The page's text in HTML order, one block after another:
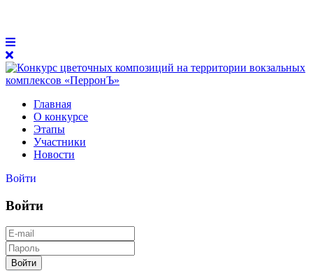
Главная
О конкурсе
Этапы
Участники
Новости
Войти
Войти
Войти